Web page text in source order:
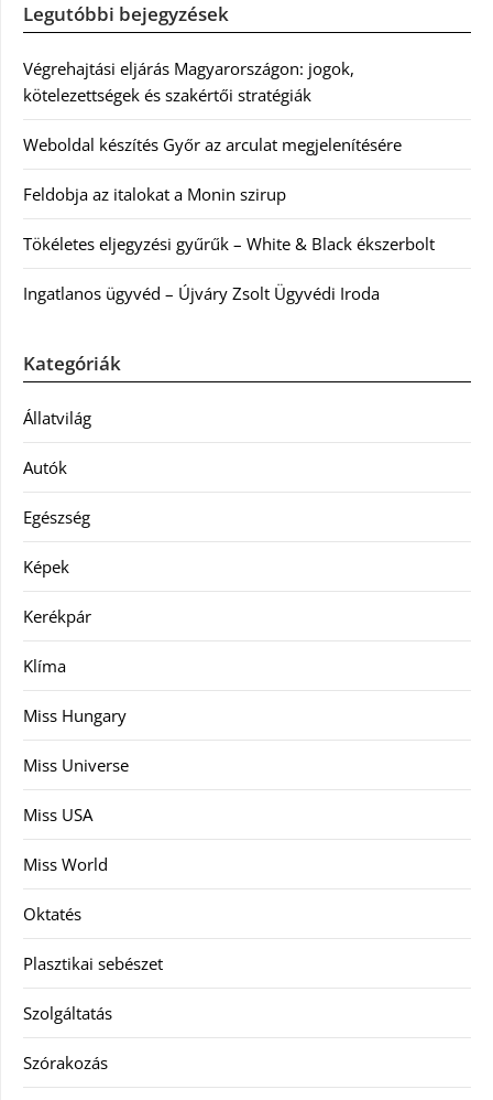
Legutóbbi bejegyzések
Végrehajtási eljárás Magyarországon: jogok,
kötelezettségek és szakértői stratégiák
Weboldal készítés Győr az arculat megjelenítésére
Feldobja az italokat a Monin szirup
Tökéletes eljegyzési gyűrűk – White & Black ékszerbolt
Ingatlanos ügyvéd – Újváry Zsolt Ügyvédi Iroda
Kategóriák
Állatvilág
Autók
Egészség
Képek
Kerékpár
Klíma
Miss Hungary
Miss Universe
Miss USA
Miss World
Oktatés
Plasztikai sebészet
Szolgáltatás
Szórakozás